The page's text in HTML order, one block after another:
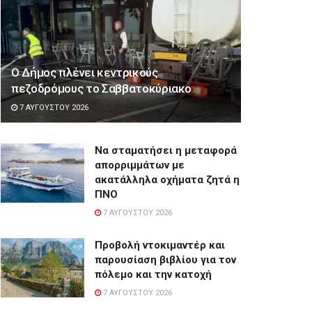
Ο Δήμος πλένει κεντρικούς
πεζοδρόμους το Σαββατοκύριακο
7 ΑΥΓΟΎΣΤΟΥ 2026
Να σταματήσει η μεταφορά
απορριμμάτων με
ακατάλληλα οχήματα ζητά η
ΠΝΟ
7 ΑΥΓΟΎΣΤΟΥ 2026
Προβολή ντοκιμαντέρ και
παρουσίαση βιβλίου για τον
πόλεμο και την κατοχή
7 ΑΥΓΟΎΣΤΟΥ 2026